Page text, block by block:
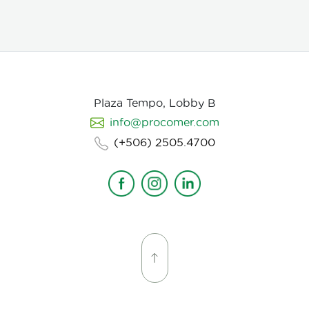
Plaza Tempo, Lobby B
info@procomer.com
(+506) 2505.4700